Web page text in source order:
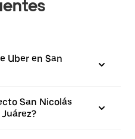
Uber en San
San Nicolás